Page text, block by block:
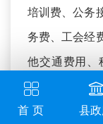
首 页 县
培训费、公务
务费、工会经
他交通费用、
出、办公设备
购置更新、公